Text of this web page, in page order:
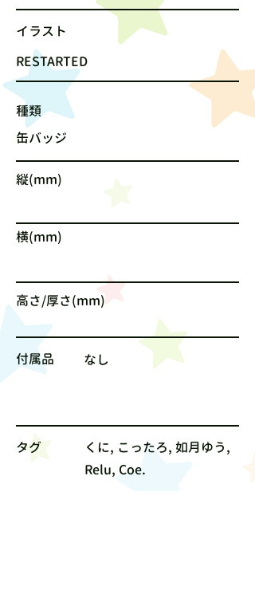
​イラスト
RESTARTED
種類
缶バッジ
縦(mm)
横(mm)
高さ/厚さ(mm)
付属品 なし
タグ
くに, こったろ, 如月ゆう,
Relu, Coe.